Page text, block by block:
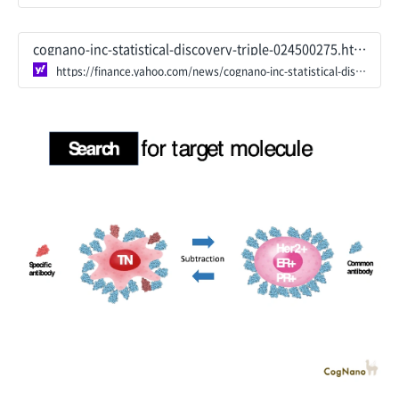
cognano-inc-statistical-discovery-triple-024500275.html
https://finance.yahoo.com/news/cognano-inc-statistical-discovery-triple-024500275.html